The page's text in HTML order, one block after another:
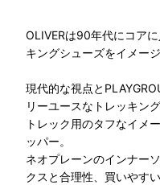
OLIVERは90年代にコア
キングシューズをイメー
現代的な視点と
リーユースなトレッキン
トレック用のタフなイメ
ッパー。
ネオプレーンのインナー
クスと合理性、買いやす